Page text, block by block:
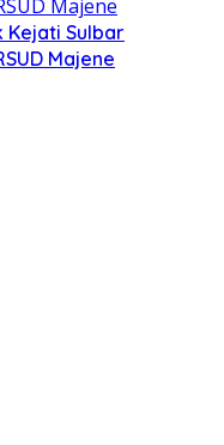
Kejati Sulbar
Majene